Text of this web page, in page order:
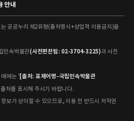
안내
공공누리 제2유형(출처명시+상업적 이용금지)을
민속박물관(사전편찬팀: 02-3704-3225)과 사전
에는 ' [출처: 표제어명–국립민속박물관
처를 표시해 주시기 바랍니다.
보가 상이할 수 있으므로, 이용 전 반드시 저작권